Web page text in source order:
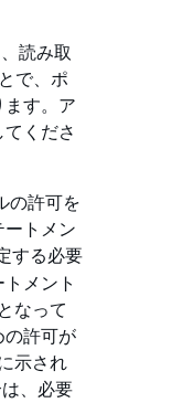
読み取
で、ポ
す。ア
てくださ
の許可を
トメン
する必要
メント
なって
の許可が
示され
、必要